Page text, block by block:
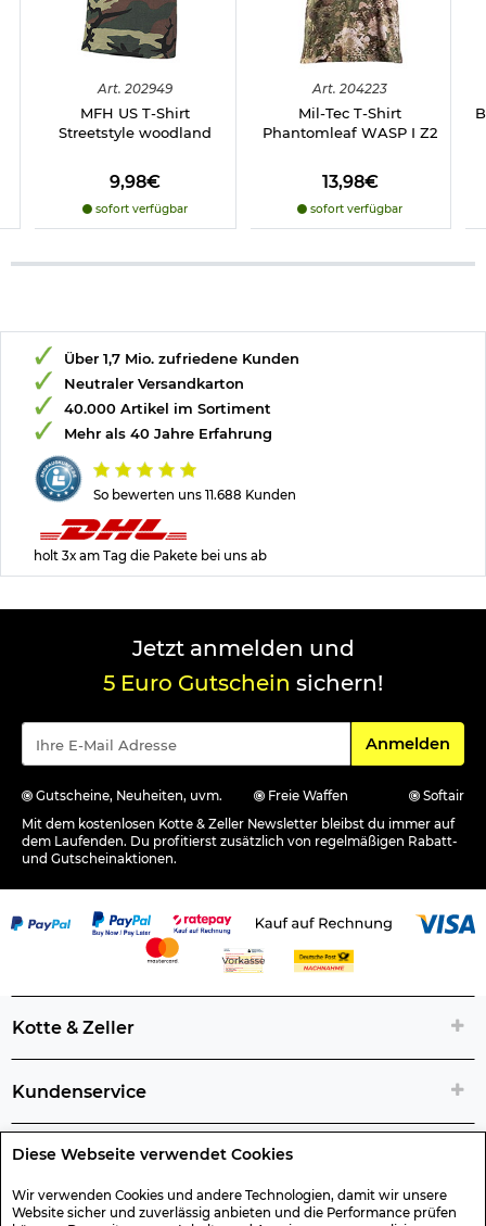
Diese Webseite verwendet Cookies
Wir verwenden Cookies und andere Technologien, damit wir unsere
Website sicher und zuverlässig anbieten und die Performance prüfen
Art. 202949
MFH US T-Shirt
Streetstyle woodland
9,98€
sofort verfügbar
Art. 204223
Mil-Tec T-Shirt
Phantomleaf WASP I Z2
13,98€
sofort verfügbar
So bewerten uns 11.688 Kunden
Über 1,7 Mio. zufriedene Kunden
Neutraler Versandkarton
40.000 Artikel im Sortiment
Mehr als 40 Jahre Erfahrung
holt 3x am Tag die Pakete bei uns ab
Jetzt anmelden und
5 Euro Gutschein sichern!
Für den
Anmelden
Gutscheine, Neuheiten, uvm. Freie Waffen
Softair
Mit dem kostenlosen Kotte & Zeller Newsletter bleibst du immer auf
dem Laufenden. Du profitierst zusätzlich von regelmäßigen Rabatt-
und Gutscheinaktionen.
Kotte & Zeller
Kundenservice
Rechtliche Artikelinfos
Geschenk-Gutscheine